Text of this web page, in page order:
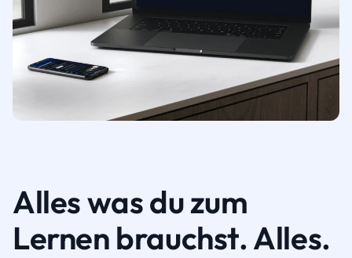
Alles was du zum
Lernen brauchst. Alles.